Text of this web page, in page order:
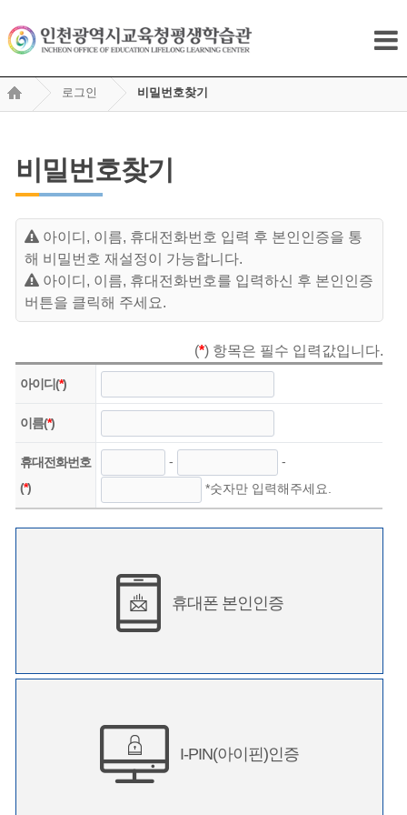
로그인 비밀번호찾기
비밀번호찾기
아이디, 이름, 휴대전화번호 입력 후 본인인증을 통
해 비밀번호 재설정이 가능합니다.
아이디, 이름, 휴대전화번호를 입력하신 후 본인인증
버튼을 클릭해 주세요.
(*) 항목은 필수 입력값입니다.
아이디(*)
이름(*)
휴대전화번호
(*)
-
-
*숫자만 입력해주세요.
휴대폰 본인인증
I-PIN(아이핀)인증